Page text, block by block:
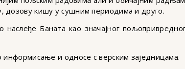
дозову кишу у сушним периодима и друго.
Баната као значајног
информисање и односе с верским заједницама.